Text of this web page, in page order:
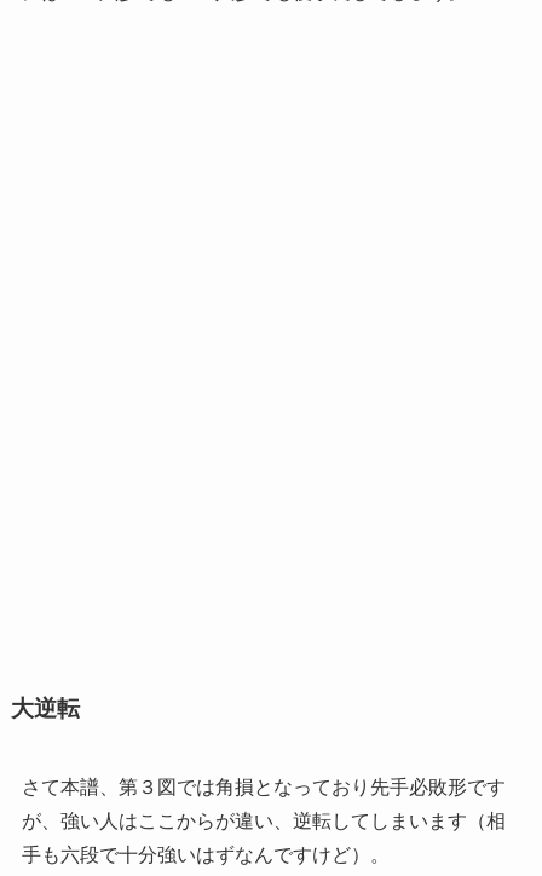
大逆転
さて本譜、第３図では角損となっており先手必敗形です
が、強い人はここからが違い、逆転してしまいます（相
手も六段で十分強いはずなんですけど）。